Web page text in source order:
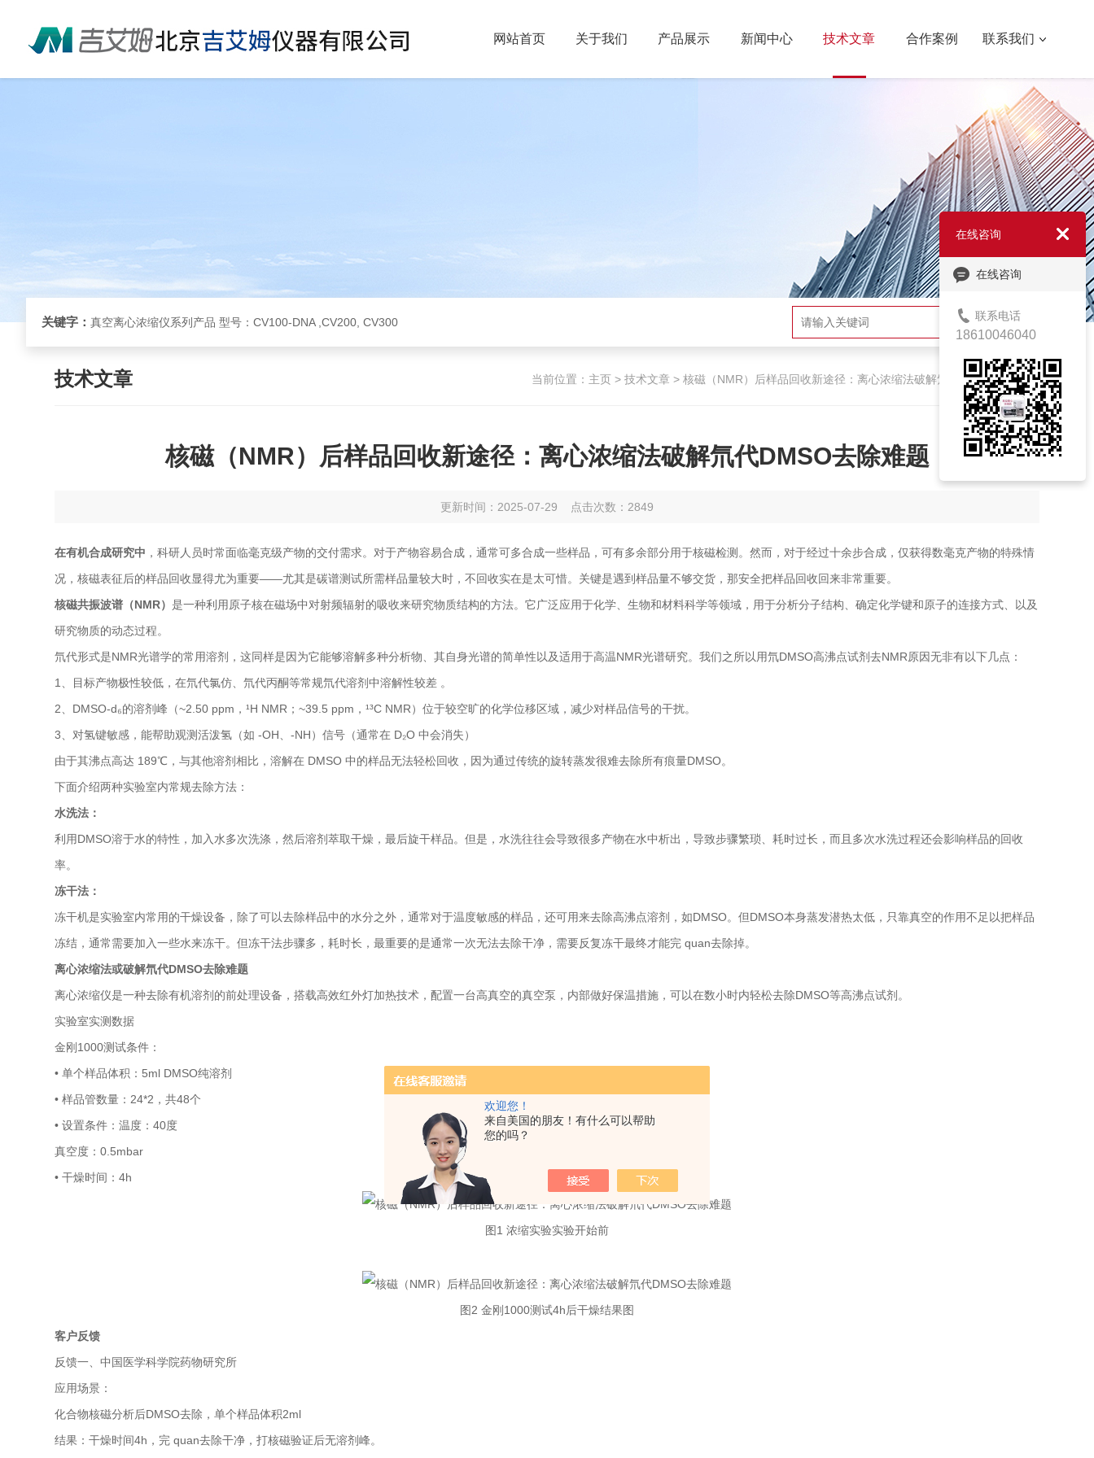
欢迎您！
来自美国的朋友！有什么可以帮助
您的吗？
网站首页 关于我们 产品展示 新闻中心 技术文章 合作案例 联系我们
关键字：真空离心浓缩仪系列产品 型号：CV100-DNA ,CV200, CV300 搜索
技术文章 当前位置： 主页> 技术文章> 核磁（NMR）后样品回收新途径：离心浓缩法破解氘代DMSO去除难题
核磁（NMR）后样品回收新途径：离心浓缩法破解氘代DMSO去除难题
更新时间：2025-07-29 点击次数：2849
在有机合成研究中 ，科研人员时常面临毫克级产物的交付需求。对于产物容易合成，通常可多合成一些样品，可有多余部分用于核磁检测。然而，对于经过十余步合成，仅获得数毫克产物的特殊情
况，核磁表征后的样品回收显得尤为重要——尤其是碳谱测试所需样品量较大时，不回收实在是太可惜。关键是遇到样品量不够交货，那安全把样品回收回来非常重要。
核磁共振波谱（NMR）是一种利用原子核在磁场中对射频辐射的吸收来研究物质结构的方法。它广泛应用于化学、生物和材料科学等领域，用于分析分子结构、确定化学键和原子的连接方式、以及
研究物质的动态过程。
氘代形式是NMR光谱学的常用溶剂，这同样是因为它能够溶解多种分析物、其自身光谱的简单性以及适用于高温NMR光谱研究。我们之所以用氘DMSO高沸点试剂去NMR原因无非有以下几点：
1、目标产物极性较低，在氘代氯仿、氘代丙酮等常规氘代溶剂中溶解性较差 。
2、DMSO-d₆的溶剂峰（~2.50 ppm，¹H NMR；~39.5 ppm，¹³C NMR）位于较空旷的化学位移区域，减少对样品信号的干扰。
3、对氢键敏感，能帮助观测活泼氢（如 -OH、-NH）信号（通常在 D₂O 中会消失）
由于其沸点高达 189℃，与其他溶剂相比，溶解在 DMSO 中的样品无法轻松回收，因为通过传统的旋转蒸发很难去除所有痕量DMSO。
下面介绍两种实验室内常规去除方法：
水洗法：
利用DMSO溶于水的特性，加入水多次洗涤，然后溶剂萃取干燥，最后旋干样品。但是，水洗往往会导致很多产物在水中析出，导致步骤繁琐、耗时过长，而且多次水洗过程还会影响样品的回收
率。
冻干法：
冻干机是实验室内常用的干燥设备，除了可以去除样品中的水分之外，通常对于温度敏感的样品，还可用来去除高沸点溶剂，如DMSO。但DMSO本身蒸发潜热太低，只靠真空的作用不足以把样品
冻结，通常需要加入一些水来冻干。但冻干法步骤多，耗时长，最重要的是通常一次无法去除干净，需要反复冻干最终才能完 quan去除掉。
离心浓缩法或破解氘代DMSO去除难题
离心浓缩仪是一种去除有机溶剂的前处理设备，搭载高效红外灯加热技术，配置一台高真空的真空泵，内部做好保温措施，可以在数小时内轻松去除DMSO等高沸点试剂。
实验室实测数据
金刚1000测试条件：
• 单个样品体积：5ml DMSO纯溶剂
• 样品管数量：24*2，共48个
• 设置条件：温度：40度
真空度：0.5mbar
• 干燥时间：4h
图1 浓缩实验实验开始前
图2 金刚1000测试4h后干燥结果图
客户反馈
反馈一、中国医学科学院药物研究所
应用场景：
化合物核磁分析后DMSO去除，单个样品体积2ml
结果：干燥时间4h，完 quan去除干净，打核磁验证后无溶剂峰。
在线咨询
在线咨询
联系电话
18610046040